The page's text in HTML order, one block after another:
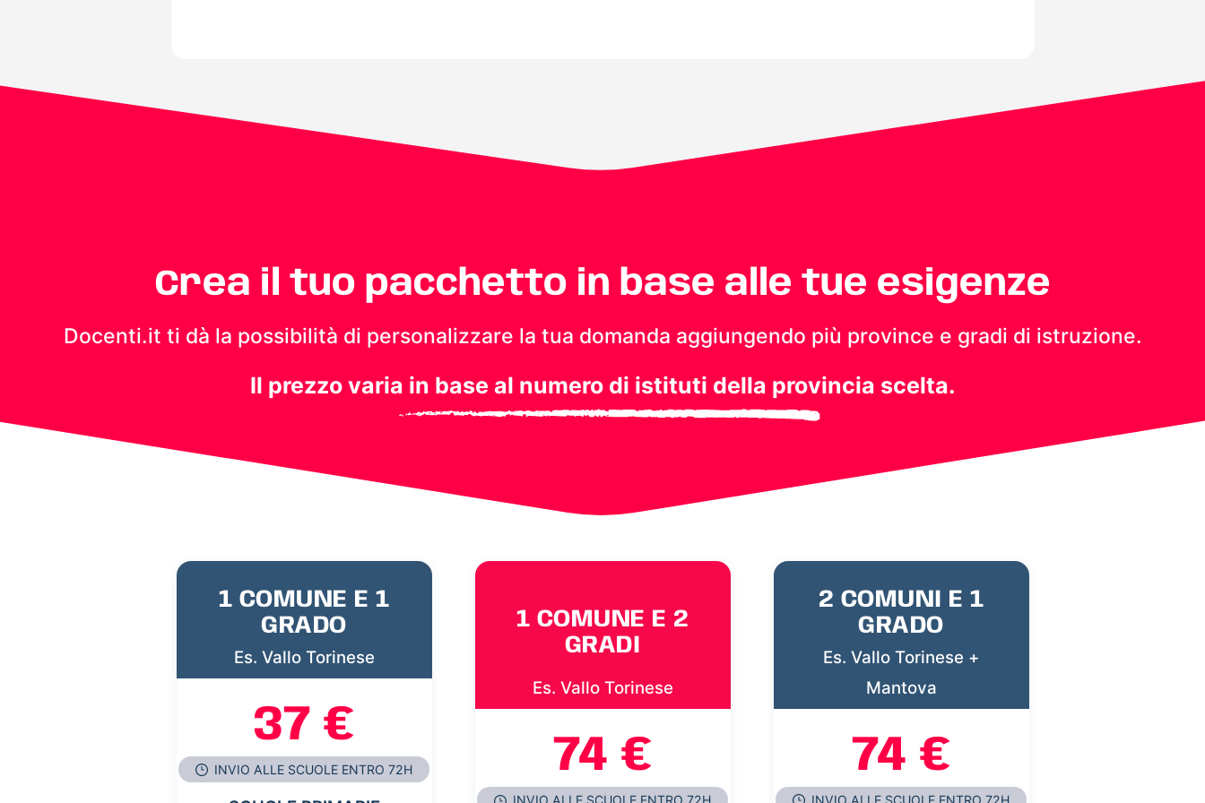
Crea il tuo pacchetto in base alle tue esigenze
Docenti.it ti dà la possibilità di personalizzare la tua domanda aggiungendo più province e gradi di istruzione.
Il prezzo varia in base al numero di istituti della provincia scelta.
1 COMUNE E 1
GRADO
Es. Vallo Torinese
37 €
INVIO ALLE SCUOLE ENTRO 72H
1 COMUNE E 2
GRADI
Es. Vallo Torinese
74 €
2 COMUNI E 1
GRADO
Es. Vallo Torinese +
Mantova
74 €
INVIO ALLE SCUOLE ENTRO 72H